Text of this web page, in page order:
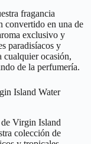
fragancia
convertido en una de
exclusivo y
paradisíacos y
cualquier ocasión,
de la perfumería.
Island Water
Virgin Island
colección de